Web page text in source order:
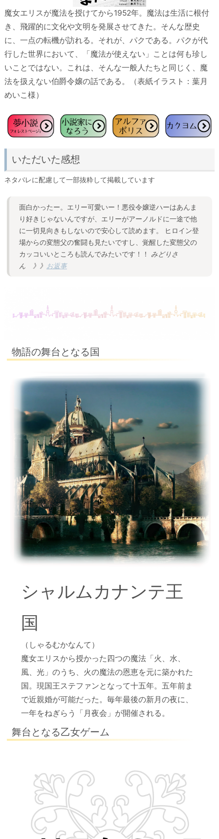
魔女エリスが魔法を授けてから1952年。魔法は生活に根付
き、飛躍的に文化や文明を発展させてきた。そんな歴史
に、一点の転機が訪れる。それが、パクである。パクが代
行した世界において、「魔法が使えない」ことは何も珍し
いことではない。これは、そんな一般人たちと同じく、魔
法を扱えない伯爵令嬢の話である。（表紙イラスト：葉月
めいこ様）
いただいた感想
ネタバレに配慮して一部抜粋して掲載しています
面白かったー。エリー可愛いー！悪役令嬢逆ハーはあんま
り好きじゃないんですが、エリーがアーノルドに一途で他
に一切見向きもしないので安心して読めます。 ヒロイン登
場からの変態父の奮闘も見たいですし、覚醒した変態父の
カッコいいところも読んでみたいです！！ みどりさ
ん 》》 お返事
物語の舞台となる国
シャルムカナンテ王
国
（しゃるむかなんて）
魔女エリスから授かった四つの魔法「火、水、
風、光」のうち、火の魔法の恩恵を元に築かれた
国。現国王ステファンとなって十五年。五年前ま
で近親婚が可能だった。毎年最後の新月の夜に、
一年をねぎらう「月夜会」が開催される。
舞台となる乙女ゲーム